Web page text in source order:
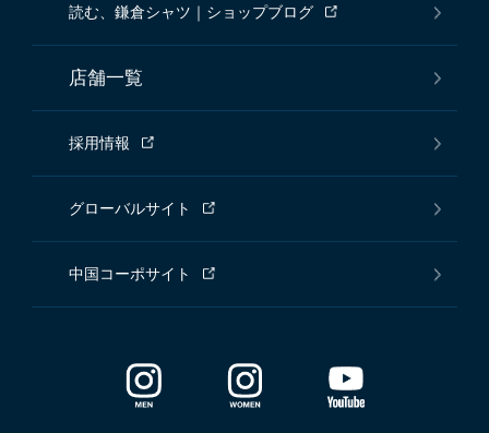
読む、鎌倉シャツ｜ショップブログ
店舗一覧
採用情報
グローバルサイト
中国コーポサイト